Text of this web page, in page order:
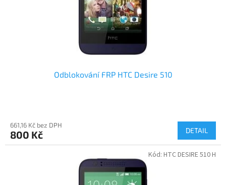
Odblokování FRP HTC Desire 510
661,16 Kč bez DPH
800 Kč DETAIL
Kód: HTC DESIRE 510 H